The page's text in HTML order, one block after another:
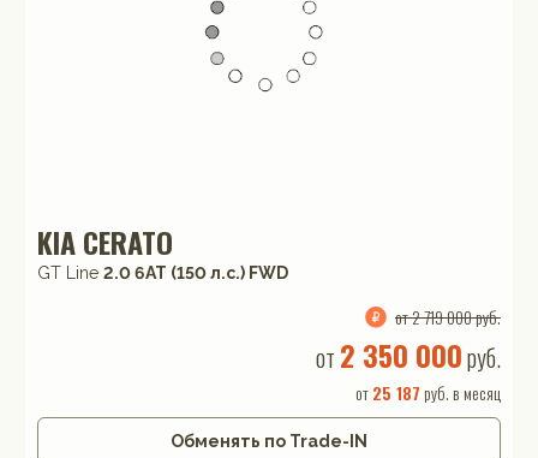
KIA CERATO
GT Line 2.0 6AT (150 л.с.) FWD
от 2 719 000 руб.
от 2 350 000руб.
от25 187 руб. в месяц
Обменять по Trade-IN